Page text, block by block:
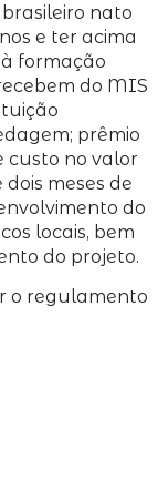
nato
e ter acima
formação
do MIS
prêmio
custo no valor
meses de
do
locais, bem
do projeto.
o regulamento